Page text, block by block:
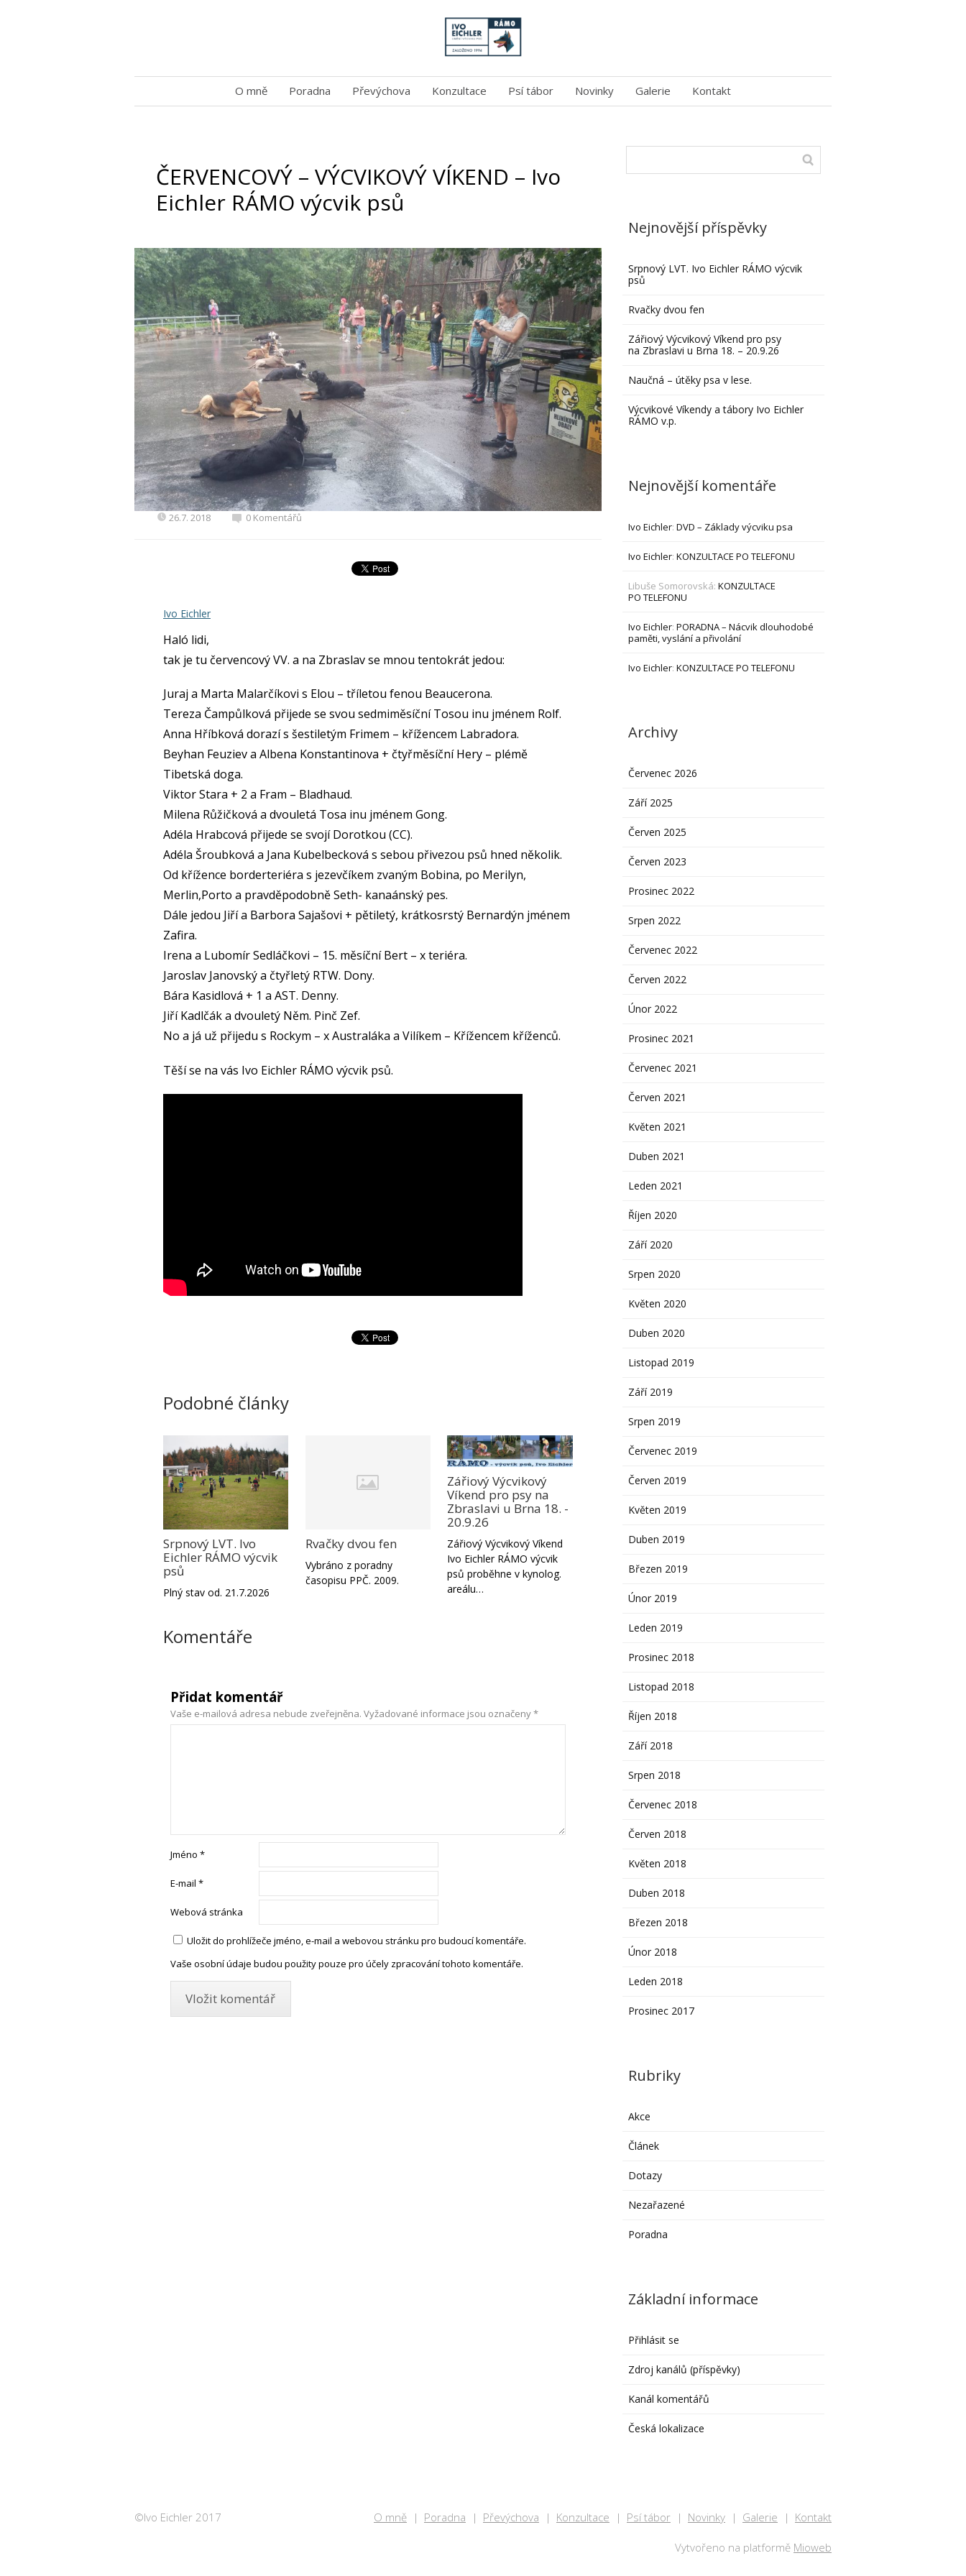
O mně Poradna Převýchova Konzultace Psí tábor Novinky Galerie Kontakt
ČERVENCOVÝ – VÝCVIKOVÝ VÍKEND – Ivo
Eichler RÁMO výcvik psů
26.7. 2018 0 Komentářů
Ivo Eichler
Haló lidi,
tak je tu červencový VV. a na Zbraslav se mnou tentokrát jedou:
Juraj a Marta Malarčíkovi s Elou – tříletou fenou Beaucerona.
Tereza Čampůlková přijede se svou sedmiměsíční Tosou inu jménem Rolf.
Anna Hříbková dorazí s šestiletým Frimem – křížencem Labradora.
Beyhan Feuziev a Albena Konstantinova + čtyřměsíční Hery – plémě
Tibetská doga.
Viktor Stara + 2 a Fram – Bladhaud.
Milena Růžičková a dvouletá Tosa inu jménem Gong.
Adéla Hrabcová přijede se svojí Dorotkou (CC).
Adéla Šroubková a Jana Kubelbecková s sebou přivezou psů hned několik.
Od křížence borderteriéra s jezevčíkem zvaným Bobina, po Merilyn,
Merlin,Porto a pravděpodobně Seth- kanaánský pes.
Dále jedou Jiří a Barbora Sajašovi + pětiletý, krátkosrstý Bernardýn jménem
Zafira.
Irena a Lubomír Sedláčkovi – 15. měsíční Bert – x teriéra.
Jaroslav Janovský a čtyřletý RTW. Dony.
Bára Kasidlová + 1 a AST. Denny.
Jiří Kadlčák a dvouletý Něm. Pinč Zef.
No a já už přijedu s Rockym – x Australáka a Vilíkem – Křížencem kříženců.
Těší se na vás Ivo Eichler RÁMO výcvik psů.
Podobné články
Srpnový LVT. Ivo
Eichler RÁMO výcvik
psů
Plný stav od. 21.7.2026
Rvačky dvou fen
Vybráno z poradny
časopisu PPČ. 2009.
Zářiový Výcvikový
Víkend pro psy na
Zbraslavi u Brna 18. -
20.9.26
Zářiový Výcvikový Víkend
Ivo Eichler RÁMO výcvik
psů proběhne v kynolog.
areálu…
Komentáře
Přidat komentář
Vaše e-mailová adresa nebude zveřejněna. Vyžadované informace jsou označeny*
Jméno *
E-mail *
Webová stránka
Uložit do prohlížeče jméno, e-mail a webovou stránku pro budoucí komentáře.
Vaše osobní údaje budou použity pouze pro účely zpracování tohoto komentáře.
Nejnovější příspěvky
Srpnový LVT. Ivo Eichler RÁMO výcvik
psů
Rvačky dvou fen
Zářiový Výcvikový Víkend pro psy
na Zbraslavi u Brna 18. – 20.9.26
Naučná – útěky psa v lese.
Výcvikové Víkendy a tábory Ivo Eichler
RÁMO v.p.
Nejnovější komentáře
Ivo Eichler:DVD – Základy výcviku psa
Ivo Eichler:KONZULTACE PO TELEFONU
Libuše Somorovská:KONZULTACE
PO TELEFONU
Ivo Eichler:PORADNA – Nácvik dlouhodobé
paměti, vyslání a přivolání
Ivo Eichler:KONZULTACE PO TELEFONU
Archivy
Červenec 2026
Září 2025
Červen 2025
Červen 2023
Prosinec 2022
Srpen 2022
Červenec 2022
Červen 2022
Únor 2022
Prosinec 2021
Červenec 2021
Červen 2021
Květen 2021
Duben 2021
Leden 2021
Říjen 2020
Září 2020
Srpen 2020
Květen 2020
Duben 2020
Listopad 2019
Září 2019
Srpen 2019
Červenec 2019
Červen 2019
Květen 2019
Duben 2019
Březen 2019
Únor 2019
Leden 2019
Prosinec 2018
Listopad 2018
Říjen 2018
Září 2018
Srpen 2018
Červenec 2018
Červen 2018
Květen 2018
Duben 2018
Březen 2018
Únor 2018
Leden 2018
Prosinec 2017
Rubriky
Akce
Článek
Dotazy
Nezařazené
Poradna
Základní informace
Přihlásit se
Zdroj kanálů (příspěvky)
Kanál komentářů
Česká lokalizace
O mně Poradna Převýchova Konzultace Psí tábor Novinky Galerie Kontakt
©Ivo Eichler 2017
Vytvořeno na platformě Mioweb